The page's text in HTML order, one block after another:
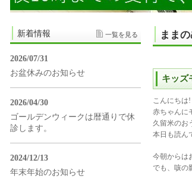
まま
キッズ
こんにちは!
赤ちゃんに
久留米のお
本日も読ん
今朝からは
でも、咳の
新着情報 一覧を見る
2026/07/31
お盆休みのお知らせ
2026/04/30
ゴールデンウィークは暦通りで休
診します。
2024/12/13
年末年始のお知らせ